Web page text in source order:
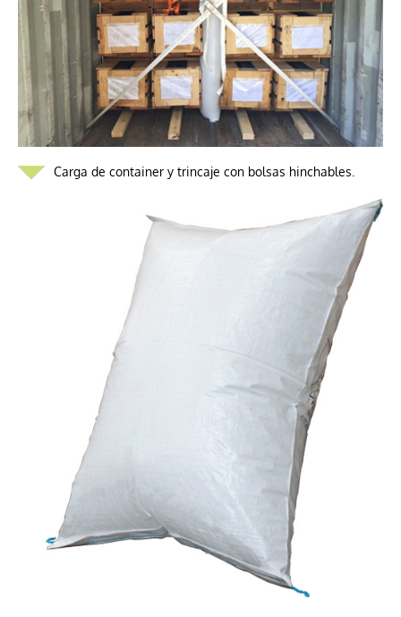
Carga de container y trincaje con bolsas hinchables.